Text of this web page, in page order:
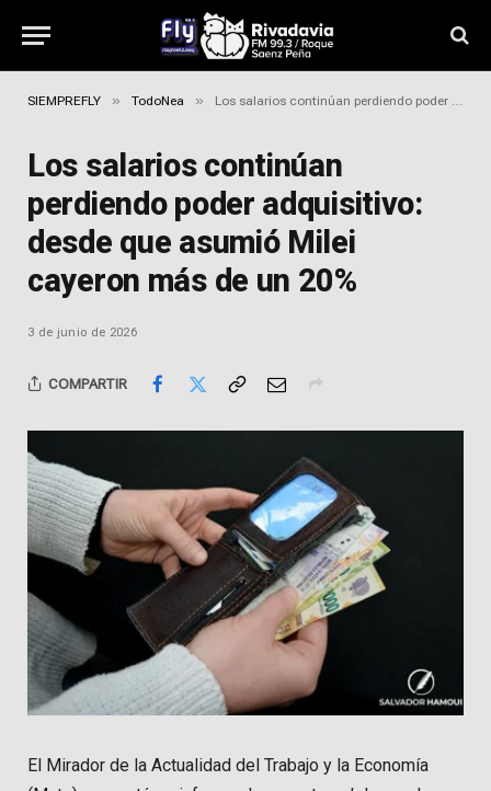
SIEMPREFLY » TodoNea » Los salarios continúan perdiendo poder adquisitivo: desde que asumió Milei cayeron más de un 20%
Los salarios continúan
perdiendo poder adquisitivo:
desde que asumió Milei
cayeron más de un 20%
3 de junio de 2026
COMPARTIR
El Mirador de la Actualidad del Trabajo y la Economía